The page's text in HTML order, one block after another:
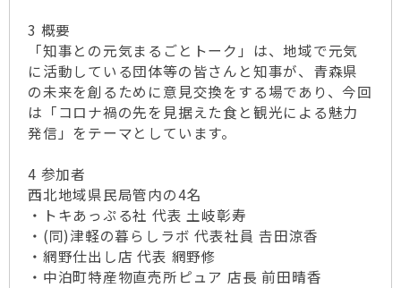
3 概要
「知事との元気まるごとトーク」は、地域で元気
に活動している団体等の皆さんと知事が、青森県
の未来を創るために意見交換をする場であり、今回
は「コロナ禍の先を見据えた食と観光による魅力
発信」をテーマとしています。
4 参加者
西北地域県民局管内の4名
・トキあっぷる社 代表 土岐彰寿
・(同)津軽の暮らしラボ 代表社員 𠮷田涼香
・網野仕出し店 代表 網野修
・中泊町特産物直売所ピュア 店長 前田晴香